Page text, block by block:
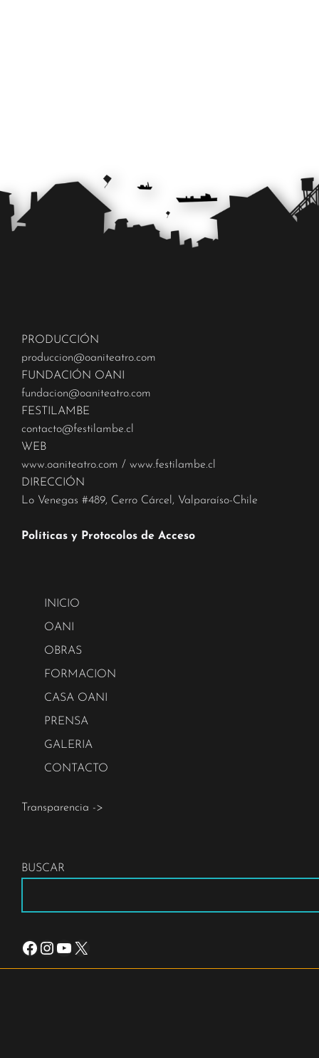
PRODUCCIÓN
produccion@oaniteatro.com
FUNDACIÓN OANI
fundacion@oaniteatro.com
FESTILAMBE
contacto@festilambe.cl
WEB
www.oaniteatro.com / www.festilambe.cl
DIRECCIÓN
Lo Venegas #489, Cerro Cárcel, Valparaíso-Chile
Políticas y Protocolos de Acceso
Facebook
Instagram
YouTube
X
INICIO
OANI
OBRAS
FORMACION
CASA OANI
PRENSA
GALERIA
CONTACTO
Transparencia ->
BUSCAR